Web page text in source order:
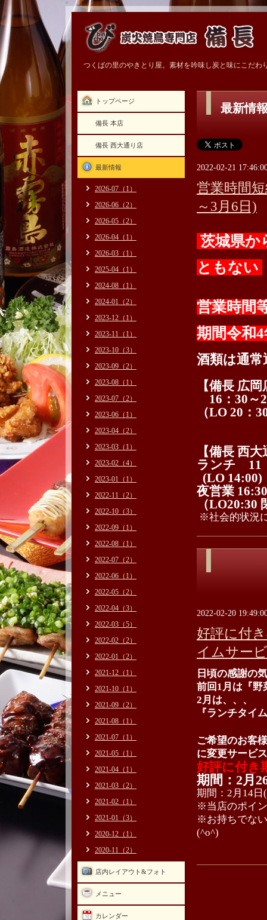
つくばの里のやきとり屋。素材を吟味し炭と味にこだわ
最新情
2022-02-21
営業時間
～3月6日)
茨城県か
ともない
営業時間
期間令和
酒類は通
【備長 広岡
16：30～
（LO 20：
【備長 西
ランチ 11
(LO 14:00)
夜営業
（LO20:30
※社会的状況
2022-02-20
好評に付
イムサー
日頃の感謝の
前回1月は『野
2月は、、、
『ランチタイ
ご希望のお客
に変更サービ
好評に付き
期間：2月
期間：2月14
※当店のポイ
※お持ちでな
(^o^)
トップページ
備長 本店
備長 西大通り店
最新情報
2026-07（1）
2026-06（2）
2026-05（2）
2026-04（1）
2026-03（1）
2025-04（1）
2024-08（1）
2024-01（2）
2023-12（1）
2023-11（1）
2023-10（3）
2023-09（2）
2023-08（1）
2023-07（2）
2023-06（1）
2023-04（2）
2023-03（1）
2023-02（4）
2023-01（1）
2022-11（2）
2022-10（3）
2022-09（1）
2022-08（1）
2022-07（2）
2022-06（1）
2022-05（2）
2022-04（3）
2022-03（5）
2022-02（2）
2022-01（2）
2021-12（1）
2021-10（1）
2021-09（2）
2021-08（1）
2021-07（1）
2021-05（1）
2021-04（1）
2021-03（2）
2021-02（1）
2021-01（3）
2020-12（1）
2020-11（2）
店内レイアウト&フォト
メニュー
カレンダー